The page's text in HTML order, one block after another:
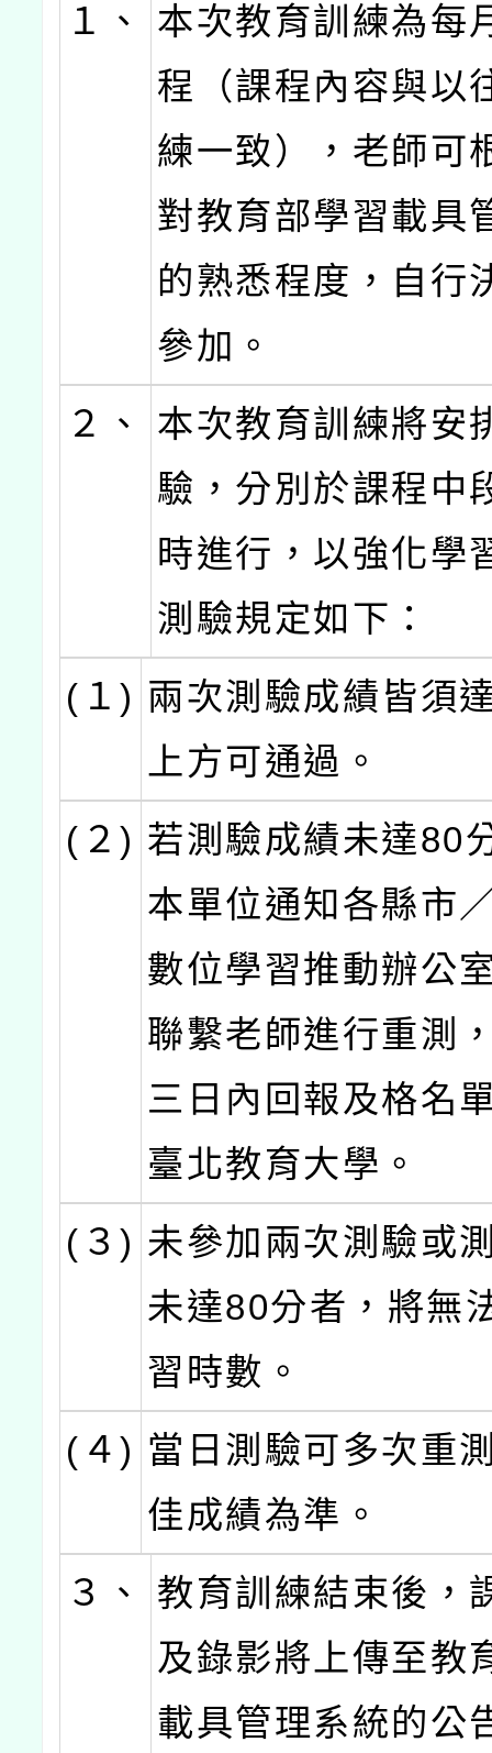
１、
本次教育訓練為每
程（課程內容與以
練一致），老師可
對教育部學習載具
的熟悉程度，自行
參加。
２、
本次教育訓練將安
驗，分別於課程中
時進行，以強化學
測驗規定如下：
(１) 兩次測驗成績皆須
上方可通過。
(２) 若測驗成績未達80
本單位通知各縣市
數位學習推動辦公
聯繫老師進行重測
三日內回報及格名
臺北教育大學。
(３) 未參加兩次測驗或
未達80分者，將無
習時數。
(４) 當日測驗可多次重
佳成績為準。
３、
教育訓練結束後，
及錄影將上傳至教
載具管理系統的公